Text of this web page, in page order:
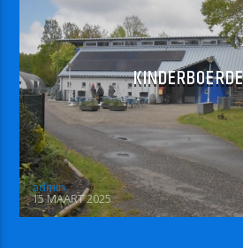
admin
15 MAART 2025